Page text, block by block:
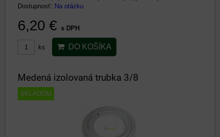
Dostupnosť: Na otázku
6,20 € s DPH
ks DO KOŠÍKA
Medená izolovaná trubka 3/8
SKLADOM